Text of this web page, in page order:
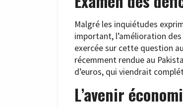
Malgré les inquiétudes
important, l’amélioration
exercée sur cette question
récemment rendue au
d’euros, qui viendrait
L’avenir